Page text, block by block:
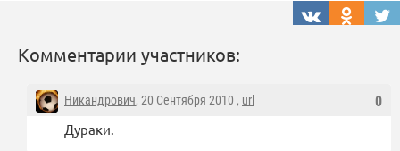
Комментарии участников:
0
Никандрович, 20 Сентября 2010 , url
Дураки.